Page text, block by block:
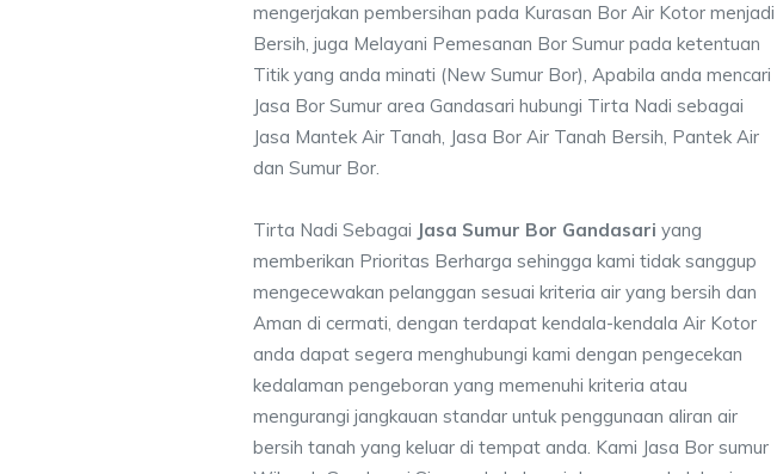
mengerjakan pembersihan pada Kurasan Bor Air Kotor menjadi
Bersih, juga Melayani Pemesanan Bor Sumur pada ketentuan
Titik yang anda minati (New Sumur Bor), Apabila anda mencari
Jasa Bor Sumur area Gandasari hubungi Tirta Nadi sebagai
Jasa Mantek Air Tanah, Jasa Bor Air Tanah Bersih, Pantek Air
dan Sumur Bor.
Tirta Nadi Sebagai Jasa Sumur Bor Gandasari yang
memberikan Prioritas Berharga sehingga kami tidak sanggup
mengecewakan pelanggan sesuai kriteria air yang bersih dan
Aman di cermati, dengan terdapat kendala-kendala Air Kotor
anda dapat segera menghubungi kami dengan pengecekan
kedalaman pengeboran yang memenuhi kriteria atau
mengurangi jangkauan standar untuk penggunaan aliran air
bersih tanah yang keluar di tempat anda. Kami Jasa Bor sumur